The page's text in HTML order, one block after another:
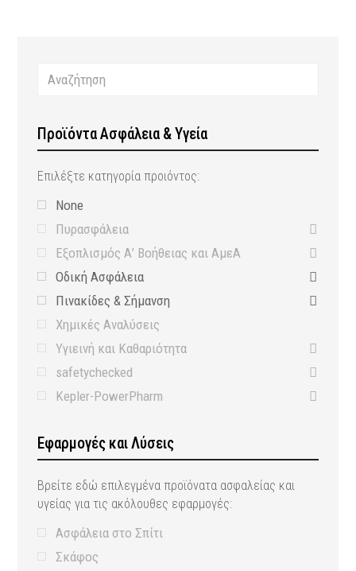
Προϊόντα Ασφάλεια & Υγεία
Επιλέξτε κατηγορία προιόντος:
None
Πυρασφάλεια
Εξοπλισμός Α’ Βοήθειας και ΑμεΑ
Οδική Ασφάλεια
Πινακίδες & Σήμανση
Χημικές Αναλύσεις
Υγιεινή και Καθαριότητα
safetychecked
Kepler-PowerPharm
Εφαρμογές και Λύσεις
Βρείτε εδώ επιλεγμένα προϊόνατα ασφαλείας και
υγείας για τις ακόλουθες εφαρμογές:
Ασφάλεια στο Σπίτι
Σκάφος